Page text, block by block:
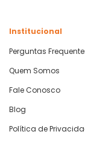
Institucional
Perguntas
Quem Somos
Fale Conosco
Blog
Política de